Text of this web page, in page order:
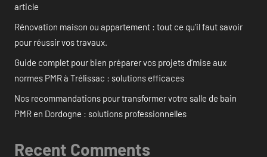
article
Rénovation maison ou appartement : tout ce qu’il faut savoir
pour réussir vos travaux.
Guide complet pour bien préparer vos projets d’mise aux
normes PMR à Trélissac : solutions efficaces
Nos recommandations pour transformer votre salle de bain
PMR en Dordogne : solutions professionnelles
Recent Comments